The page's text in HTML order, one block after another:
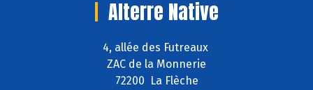
Alterre Native
4, allée des Futreaux
ZAC de la Monnerie
72200 La Flèche